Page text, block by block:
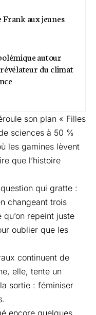
aux jeunes
autour
du climat
son plan « Filles
sciences à 50 %
les gamines lèvent
que l’histoire
qui gratte :
changeant trois
repeint juste
oublier que les
continuent de
elle, tente un
sortie : féminiser